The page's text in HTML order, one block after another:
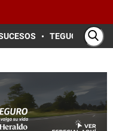
TEGUCIGALPA